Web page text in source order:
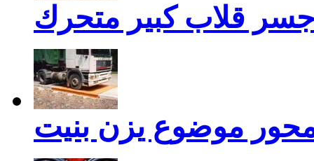
قلاب كبير متحرك
موضوع يزن بنيت